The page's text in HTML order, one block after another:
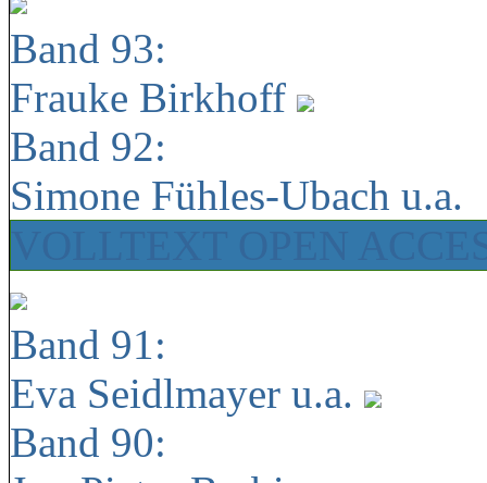
Band 93:
Frauke Birkhoff
Band 92:
Simone Fühles-Ubach u.a.
Band 91:
Eva Seidlmayer u.a.
Band 90: